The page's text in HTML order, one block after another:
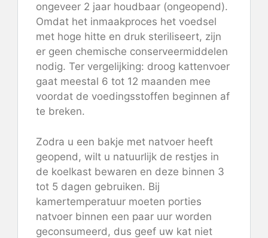
ongeveer 2 jaar houdbaar (ongeopend).
Omdat het inmaakproces het voedsel
met hoge hitte en druk steriliseert, zijn
er geen chemische conserveermiddelen
nodig. Ter vergelijking: droog kattenvoer
gaat meestal 6 tot 12 maanden mee
voordat de voedingsstoffen beginnen af
​​te breken.
Zodra u een bakje met natvoer heeft
geopend, wilt u natuurlijk de restjes in
de koelkast bewaren en deze binnen 3
tot 5 dagen gebruiken. Bij
kamertemperatuur moeten porties
natvoer binnen een paar uur worden
geconsumeerd, dus geef uw kat niet